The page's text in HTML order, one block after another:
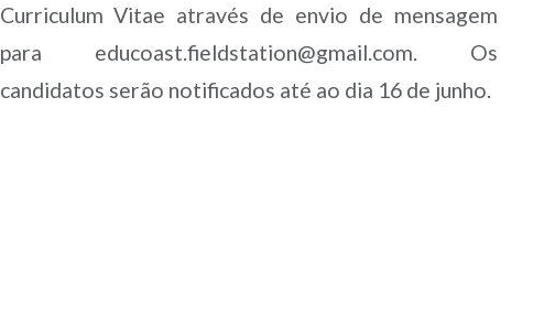
Curriculum Vitae através de envio de mensagem
para educoast.fieldstation@gmail.com. Os
candidatos serão notificados até ao dia 16 de junho.